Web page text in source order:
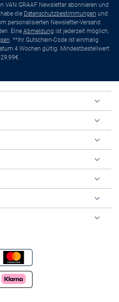
VAN GRAAF Newsletter abonnieren und
die Datenschutzbestimmungen und
personalisierten Newsletter-Versand
Eine Abmeldung ist jederzeit möglich,
. **Ihr Gutschein-Code ist einmalig
4 Wochen gültig. Mindestbestellwert
29,99€.